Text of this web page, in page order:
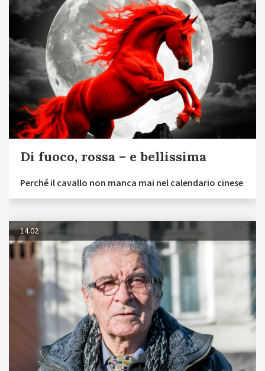
Di fuoco, rossa – e bellissima
Perché il cavallo non manca mai nel calendario cinese
14.02